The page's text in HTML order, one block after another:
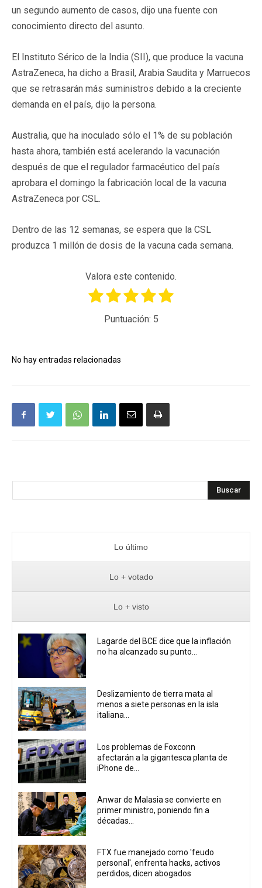
un segundo aumento de casos, dijo una fuente con
conocimiento directo del asunto.
El Instituto Sérico de la India (SII), que produce la vacuna
AstraZeneca, ha dicho a Brasil, Arabia Saudita y Marruecos
que se retrasarán más suministros debido a la creciente
demanda en el país, dijo la persona.
Australia, que ha inoculado sólo el 1% de su población
hasta ahora, también está acelerando la vacunación
después de que el regulador farmacéutico del país
aprobara el domingo la fabricación local de la vacuna
AstraZeneca por CSL.
Dentro de las 12 semanas, se espera que la CSL
produzca 1 millón de dosis de la vacuna cada semana.
Valora este contenido.
Puntuación: 5
No hay entradas relacionadas
Buscar
Lo último
Lo + votado
Lo + visto
Lagarde del BCE dice que la inflación
no ha alcanzado su punto...
Deslizamiento de tierra mata al
menos a siete personas en la isla
italiana...
Los problemas de Foxconn
afectarán a la gigantesca planta de
iPhone de...
Anwar de Malasia se convierte en
primer ministro, poniendo fin a
décadas...
FTX fue manejado como 'feudo
personal', enfrenta hacks, activos
perdidos, dicen abogados